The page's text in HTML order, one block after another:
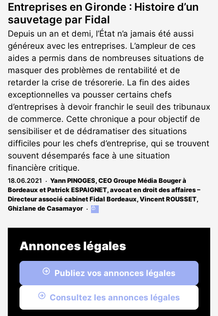
Entreprises en Gironde : Histoire d’un
sauvetage par Fidal
Depuis un an et demi, l’État n’a jamais été aussi
généreux avec les entreprises. L’ampleur de ces
aides a permis dans de nombreuses situations de
masquer des problèmes de rentabilité et de
retarder la crise de trésorerie. La fin des aides
exceptionnelles va pousser certains chefs
d’entreprises à devoir franchir le seuil des tribunaux
de commerce. Cette chronique a pour objectif de
sensibiliser et de dédramatiser des situations
difficiles pour les chefs d’entreprise, qui se trouvent
souvent désemparés face à une situation
financière critique.
18.06.2021
Yann PINOGES, CEO Groupe Média Bouger à
Bordeaux et Patrick ESPAIGNET, avocat en droit des affaires –
Directeur associé cabinet Fidal Bordeaux,Vincent ROUSSET,
Ghizlane de Casamayor
Cet
est
aux
abonnés
Annonces légales
Publiez vos annonces légales
Consultez les annonces légales